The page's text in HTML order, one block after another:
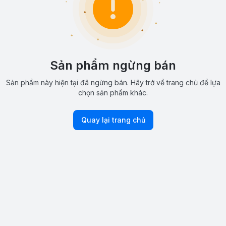
Sản phẩm ngừng bán
Sản phẩm này hiện tại đã ngừng bán. Hãy trở về trang chủ để lựa
chọn sản phẩm khác.
Quay lại trang chủ